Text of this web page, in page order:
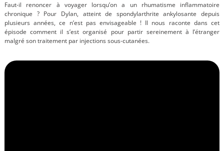
Faut-il renoncer à voyager lorsqu’on a un rhumatisme inflammatoire
chronique ? Pour Dylan, atteint de spondylarthrite ankylosante depuis
plusieurs années, ce n’est pas envisageable ! Il nous raconte dans cet
épisode comment il s’est organisé pour partir sereinement à l’étranger
malgré son traitement par injections sous-cutanées.